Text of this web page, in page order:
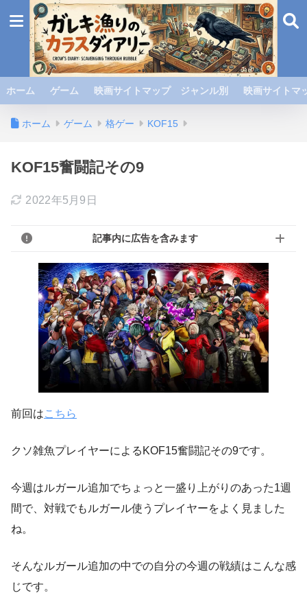
ホーム ゲーム 映画サイトマップ ジャンル別 映画サイト
ホーム ゲーム 格ゲー KOF15
KOF15奮闘記その9
2022年5月9日
記事内に広告を含みます
前回はこちら
クソ雑魚プレイヤーによるKOF15奮闘記その9です。
今週はルガール追加でちょっと一盛り上がりのあった1週
間で、対戦でもルガール使うプレイヤーをよく見ました
ね。
そんなルガール追加の中での自分の今週の戦績はこんな感
じです。